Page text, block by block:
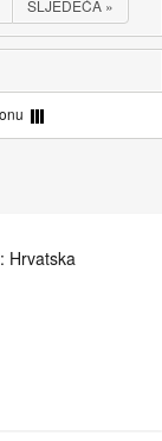
SLJEDEĆA »
Hrvatska